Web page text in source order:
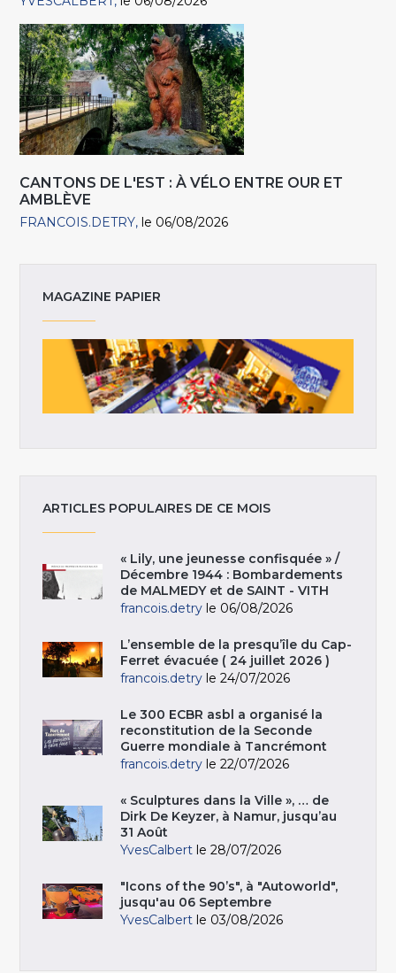
CANTONS DE L'EST : À VÉLO ENTRE OUR ET
AMBLÈVE
FRANCOIS.DETRY le 06/08/2026
MAGAZINE PAPIER
ARTICLES POPULAIRES DE CE MOIS
« Lily, une jeunesse confisquée » /
Décembre 1944 : Bombardements
de MALMEDY et de SAINT - VITH
francois.detry le 06/08/2026
L’ensemble de la presqu’île du Cap-
Ferret évacuée ( 24 juillet 2026 )
francois.detry le 24/07/2026
Le 300 ECBR asbl a organisé la
reconstitution de la Seconde
Guerre mondiale à Tancrémont
francois.detry le 22/07/2026
« Sculptures dans la Ville », … de
Dirk De Keyzer, à Namur, jusqu’au
31 Août
YvesCalbert le 28/07/2026
"Icons of the 90’s", à "Autoworld",
jusqu'au 06 Septembre
YvesCalbert le 03/08/2026